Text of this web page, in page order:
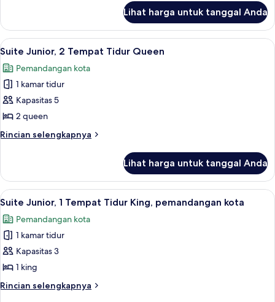
King
Suite
Junior,
1
Tidur
King
Lihat harga untuk tanggal Anda
Lihat
semua
foto
untuk
Suite
Junior,
2
Tempat
Queen
Seprai antialergi, brankas, meja
10
Suite Junior, 2 Tempat Tidur Queen
Pemandangan kota
1 kamar tidur
Kapasitas 5
2 queen
Rincian selengkapnya
Rincian
Suite
Junior,
2
Tidur
Queen
Lihat harga untuk tanggal Anda
Lihat
semua
foto
untuk
Suite
Junior,
1
Tempat
Seprai antialergi, brankas, meja
5
Suite Junior, 1 Tempat Tidur King, pemandangan kota
Pemandangan kota
1 kamar tidur
Kapasitas 3
1 king
Rincian selengkapnya
Rincian